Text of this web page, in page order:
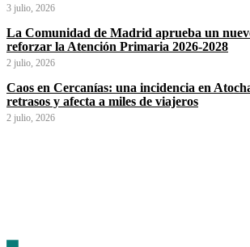
3 julio, 2026
La Comunidad de Madrid aprueba un
reforzar la Atención Primaria 2026-2028
2 julio, 2026
Caos en Cercanías: una incidencia en
retrasos y afecta a miles de viajeros
2 julio, 2026